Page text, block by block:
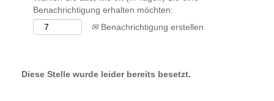
Benachrichtigung erhalten möchten:
Benachrichtigung erstellen
Diese Stelle wurde leider bereits besetzt.